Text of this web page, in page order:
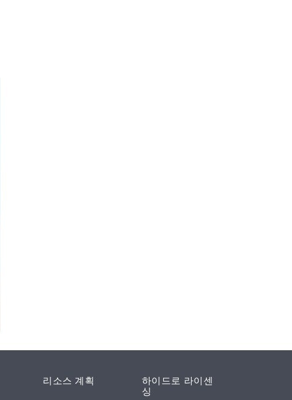
리소스 계획
하이드로 라이센
싱